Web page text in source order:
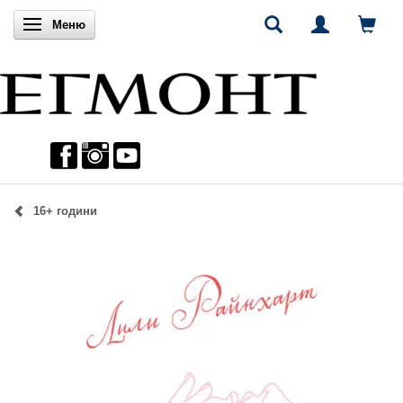
Включи навигацията
Меню
16+ години